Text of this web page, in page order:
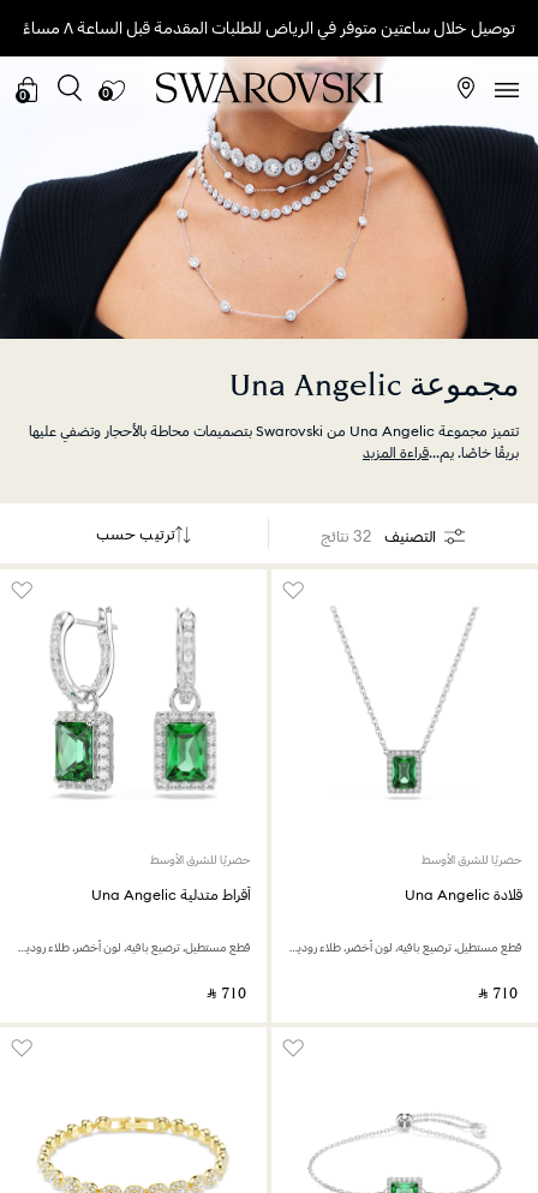
توصيل خلال ساعتين متوفر في الرياض للطلبات المقدمة قبل الساعة ٨ مساءً
0
0
مجموعة Una Angelic
تتميز مجموعة Una Angelic من Swarovski بتصميمات محاطة بالأحجار وتضفي عليها
بريقًا خاصًا. يم...قراءة المزيد
التصنيف 32 نتائج ترتيب حسب
حصريًا للشرق الأوسط
قلادة Una Angelic
قطع مستطيل، ترصيع بافيه، لون أخضر، طلاء روديوم
‎ ⃁ ⁦710⁩ ‎
حصريًا للشرق الأوسط
أقراط متدلية Una Angelic
قطع مستطيل، ترصيع بافيه، لون أخضر، طلاء روديوم
‎ ⃁ ⁦710⁩ ‎